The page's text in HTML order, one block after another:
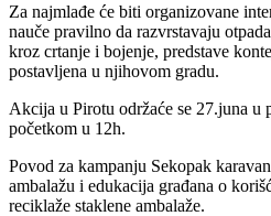
Za najmlađe će biti organizovane
nauče pravilno da razvrstavaju
kroz crtanje i bojenje, predstave
postavljena u njihovom gradu.
Akcija u Pirotu održaće se 27.juna u
početkom u 12h.
Povod za kampanju Sekopak
ambalažu i edukacija građana o
reciklaže staklene ambalaže.